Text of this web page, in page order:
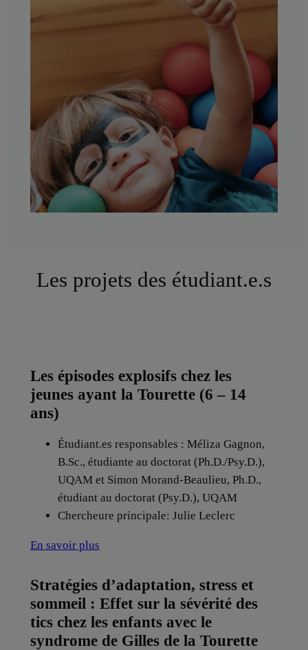
Les projets des étudiant.e.s
Les épisodes explosifs chez les
jeunes ayant la Tourette (6 – 14
ans)
Étudiant.es responsables : Méliza Gagnon,
B.Sc., étudiante au doctorat (Ph.D./Psy.D.),
UQAM et Simon Morand-Beaulieu, Ph.D.,
étudiant au doctorat (Psy.D.), UQAM
Chercheure principale: Julie Leclerc
En savoir plus
Stratégies d’adaptation, stress et
sommeil : Effet sur la sévérité des
tics chez les enfants avec le
syndrome de Gilles de la Tourette